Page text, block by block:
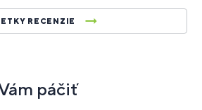
RECENZIE
páčiť